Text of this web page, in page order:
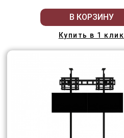
В КОРЗИНУ
Купить в 1 клик